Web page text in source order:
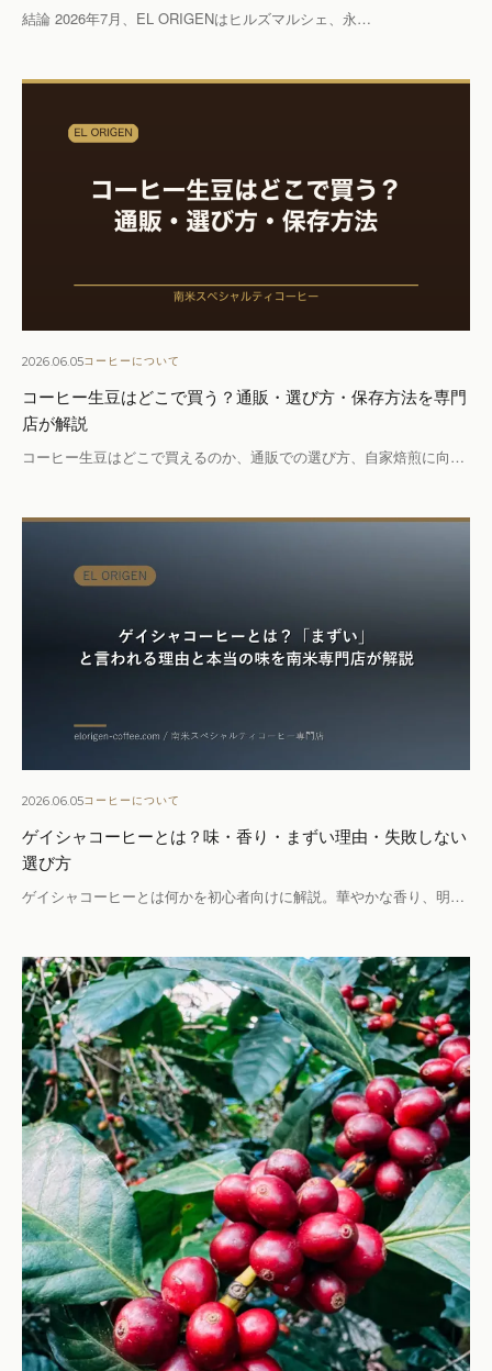
結論 2026年7月、EL ORIGENはヒルズマルシェ、永…
2026.06.05コーヒーについて
コーヒー生豆はどこで買う？通販・選び方・保存方法を専門
店が解説
コーヒー生豆はどこで買えるのか、通販での選び方、自家焙煎に向…
2026.06.05コーヒーについて
ゲイシャコーヒーとは？味・香り・まずい理由・失敗しない
選び方
ゲイシャコーヒーとは何かを初心者向けに解説。華やかな香り、明…